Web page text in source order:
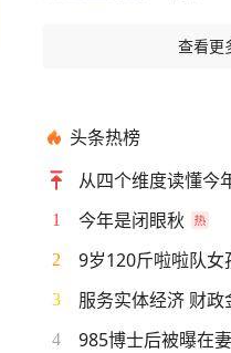
查看更
头条热榜
从四个维度读懂今
1 今年是闭眼秋
2 9岁120斤啦啦队女
3 服务实体经济 财
4 985博士后被曝在